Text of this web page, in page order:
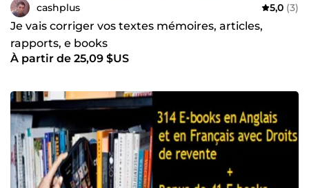
cashplus 5,0 (3)
Je vais corriger vos textes mémoires, articles,
rapports, e books
À partir de 25,09 $US